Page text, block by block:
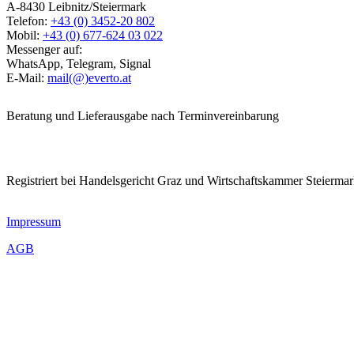
A-8430 Leibnitz/Steiermark
Telefon: +43 (0) 3452-20 802
Mobil: +43 (0) 677-624 03 022
Messenger auf:
WhatsApp, Telegram, Signal
E-Mail: mail(@)everto.at
Beratung und Lieferausgabe nach Terminvereinbarung
Registriert bei Handelsgericht Graz und Wirtschaftskammer
Impressum
AGB